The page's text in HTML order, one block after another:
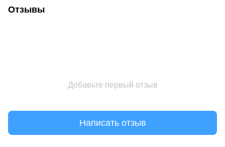
Отзывы
Добавьте первый отзыв
Написать отзыв